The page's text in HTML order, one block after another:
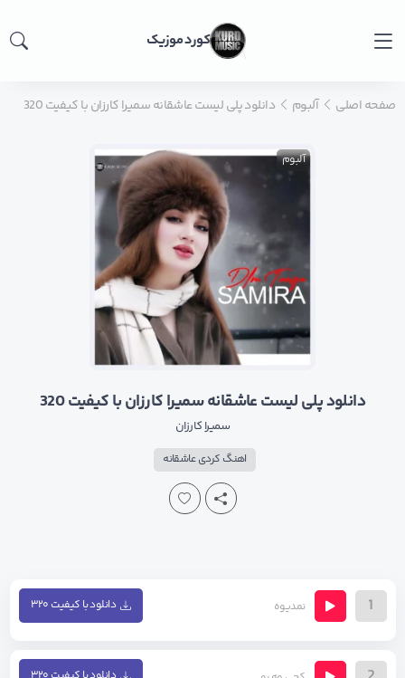
کورد موزیک
صفحه اصلی آلبوم دانلود پلی لیست عاشقانه سمیرا کارزان با کیفیت 320
آلبوم
دانلود پلی لیست عاشقانه سمیرا کارزان با کیفیت 320
سمیرا کارزان
اهنگ کردی عاشقانه
1 نمدیوه دانلود با کیفیت ۳۲۰